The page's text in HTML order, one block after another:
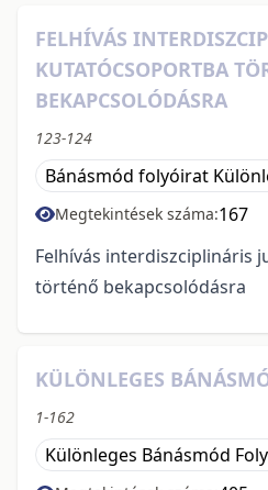
FELHÍVÁS
KUTATÓCSOPORTBA
BEKAPCSOLÓDÁSRA
123-124
Bánásmód folyóirat
Megtekintések száma:167
Felhívás interdiszciplináris
történő bekapcsolódásra
KÜLÖNLEGES
1-162
Különleges Bánásmód